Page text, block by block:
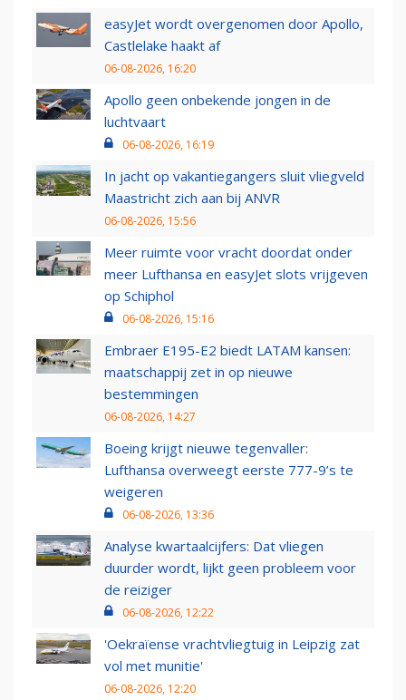
easyJet wordt overgenomen door Apollo,
Castlelake haakt af
06-08-2026, 16:20
Apollo geen onbekende jongen in de
luchtvaart
06-08-2026, 16:19
In jacht op vakantiegangers sluit vliegveld
Maastricht zich aan bij ANVR
06-08-2026, 15:56
Meer ruimte voor vracht doordat onder
meer Lufthansa en easyJet slots vrijgeven
op Schiphol
06-08-2026, 15:16
Embraer E195-E2 biedt LATAM kansen:
maatschappij zet in op nieuwe
bestemmingen
06-08-2026, 14:27
Boeing krijgt nieuwe tegenvaller:
Lufthansa overweegt eerste 777-9’s te
weigeren
06-08-2026, 13:36
Analyse kwartaalcijfers: Dat vliegen
duurder wordt, lijkt geen probleem voor
de reiziger
06-08-2026, 12:22
'Oekraïense vrachtvliegtuig in Leipzig zat
vol met munitie'
06-08-2026, 12:20